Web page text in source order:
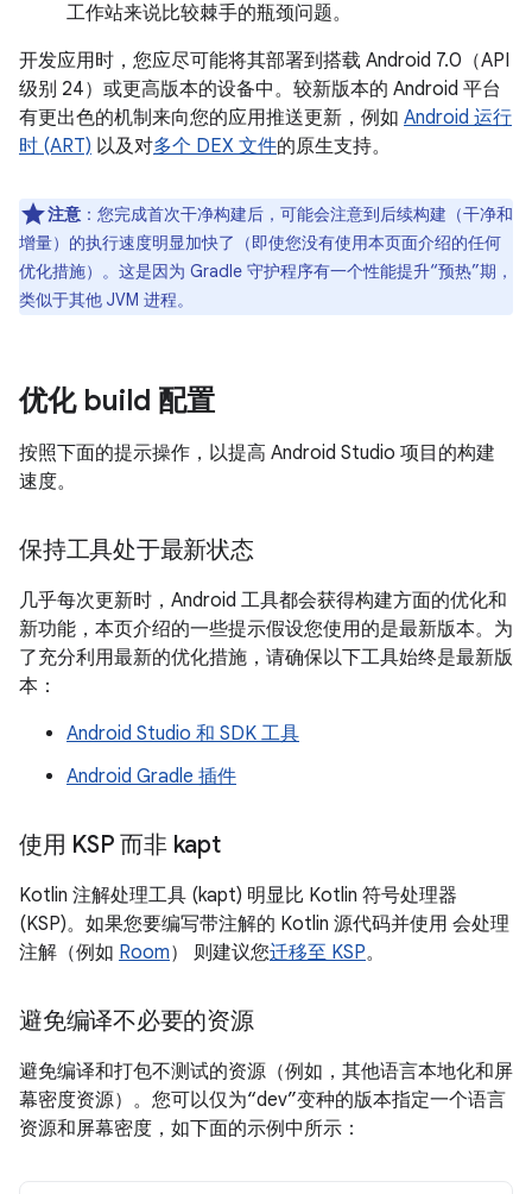
工作站来说比较棘手的瓶颈问题。
开发应用时，您应尽可能将其部署到搭载 Android 7.0（API
级别 24）或更高版本的设备中。较新版本的 Android 平台
有更出色的机制来向您的应用推送更新，例如 Android 运行
时 (ART) 以及对多个 DEX 文件的原生支持。
注意 ：您完成首次干净构建后，可能会注意到后续构建（干净和
增量）的执行速度明显加快了（即使您没有使用本页面介绍的任何
优化措施）。这是因为 Gradle 守护程序有一个性能提升“预热”期，
类似于其他 JVM 进程。
优化 build 配置
按照下面的提示操作，以提高 Android Studio 项目的构建
速度。
保持工具处于最新状态
几乎每次更新时，Android 工具都会获得构建方面的优化和
新功能，本页介绍的一些提示假设您使用的是最新版本。为
了充分利用最新的优化措施，请确保以下工具始终是最新版
本：
Android Studio 和 SDK 工具
Android Gradle 插件
使用 KSP 而非 kapt
Kotlin 注解处理工具 (kapt) 明显比 Kotlin 符号处理器
(KSP)。如果您要编写带注解的 Kotlin 源代码并使用 会处理
注解（例如 Room） 则建议您迁移至 KSP。
避免编译不必要的资源
避免编译和打包不测试的资源（例如，其他语言本地化和屏
幕密度资源）。您可以仅为“dev”变种的版本指定一个语言
资源和屏幕密度，如下面的示例中所示：